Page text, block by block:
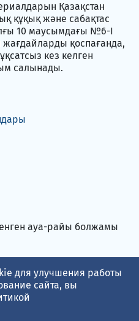
Қазақстан
құқық және сабақтас
10 маусымдағы №6-I
жағдайларды қоспағанда,
кез келген
салынады.
ауа-райы болжамы
для улучшения работы
сайта, вы